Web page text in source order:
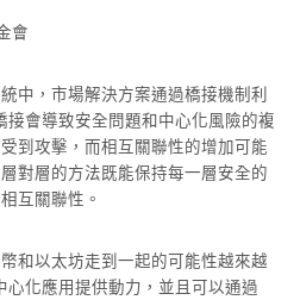
會
中，市場解決方案通過橋接機制利
接會導致安全問題和中心化風險的複
到攻擊，而相互關聯性的增加可能
對層的方法既能保持每一層安全的
互關聯性。
和以太坊走到一起的可能性越來越
心化應用提供動力，並且可以通過